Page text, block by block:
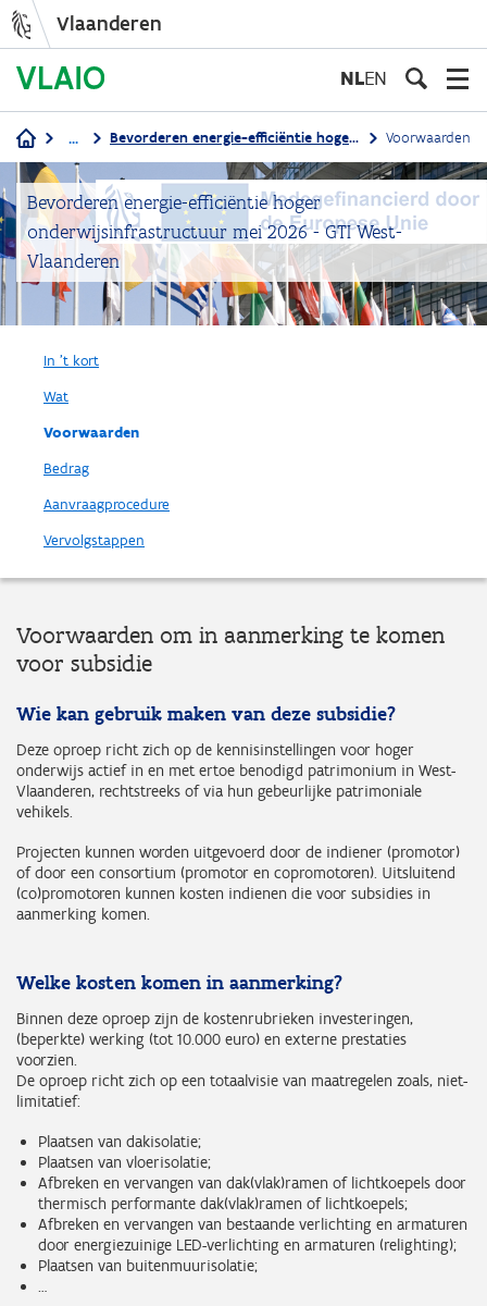
inhoud
gaan
Vlaanderen
NLEN
Kruimelpad
... Bevorderen energie-efficiëntie hoger onderwijsinfrastructuur mei 2026 - GTI West-Vlaanderen Voorwaarden
Bevorderen energie-efficiëntie hoger
onderwijsinfrastructuur mei 2026 - GTI West-
Vlaanderen
In 't kort
Wat
Voorwaarden
Bedrag
Aanvraagprocedure
Vervolgstappen
Voorwaarden om in aanmerking te komen
voor subsidie
Wie kan gebruik maken van deze subsidie?
Deze oproep richt zich op de kennisinstellingen voor hoger
onderwijs actief in en met ertoe benodigd patrimonium in West-
Vlaanderen, rechtstreeks of via hun gebeurlijke patrimoniale
vehikels.
Projecten kunnen worden uitgevoerd door de indiener (promotor)
of door een consortium (promotor en copromotoren). Uitsluitend
(co)promotoren kunnen kosten indienen die voor subsidies in
aanmerking komen.
Welke kosten komen in aanmerking?
Binnen deze oproep zijn de kostenrubrieken investeringen,
(beperkte) werking (tot 10.000 euro) en externe prestaties
voorzien.
De oproep richt zich op een totaalvisie van maatregelen zoals, niet-
limitatief:
Plaatsen van dakisolatie;
Plaatsen van vloerisolatie;
Afbreken en vervangen van dak(vlak)ramen of lichtkoepels door
thermisch performante dak(vlak)ramen of lichtkoepels;
Afbreken en vervangen van bestaande verlichting en armaturen
door energiezuinige LED-verlichting en armaturen (relighting);
Plaatsen van buitenmuurisolatie;
…